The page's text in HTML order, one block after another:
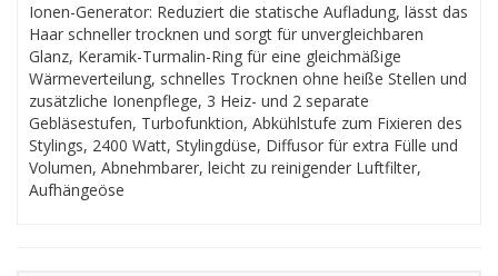
Ionen-Generator: Reduziert die statische Aufladung, lässt das
Haar schneller trocknen und sorgt für unvergleichbaren
Glanz, Keramik-Turmalin-Ring für eine gleichmäßige
Wärmeverteilung, schnelles Trocknen ohne heiße Stellen und
zusätzliche Ionenpflege, 3 Heiz- und 2 separate
Gebläsestufen, Turbofunktion, Abkühlstufe zum Fixieren des
Stylings, 2400 Watt, Stylingdüse, Diffusor für extra Fülle und
Volumen, Abnehmbarer, leicht zu reinigender Luftfilter,
Aufhängeöse